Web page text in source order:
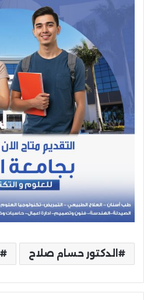
الدكتور حسام صلاح